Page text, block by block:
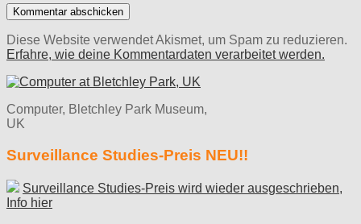
Diese Website verwendet Akismet, um Spam zu reduzieren.
Erfahre, wie deine Kommentardaten verarbeitet werden.
Computer, Bletchley Park Museum,
UK
Surveillance Studies-Preis NEU!!
Surveillance Studies-Preis wird wieder ausgeschrieben,
Info hier